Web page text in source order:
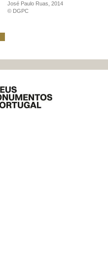
José Paulo Ruas, 2014
© DGPC